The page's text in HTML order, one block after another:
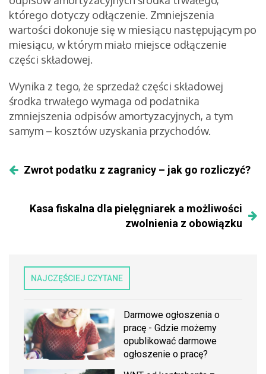
którego dotyczy odłączenie. Zmniejszenia
wartości dokonuje się w miesiącu następującym po
miesiącu, w którym miało miejsce odłączenie
części składowej.
Wynika z tego, że sprzedaż części składowej
środka trwałego wymaga od podatnika
zmniejszenia odpisów amortyzacyjnych, a tym
samym – kosztów uzyskania przychodów.
Zwrot podatku z zagranicy – jak go rozliczyć?
Kasa fiskalna dla pielęgniarek a możliwości
zwolnienia z obowiązku
NAJCZĘŚCIEJ CZYTANE
Darmowe ogłoszenia o
pracę - Gdzie możemy
opublikować darmowe
ogłoszenie o pracę?